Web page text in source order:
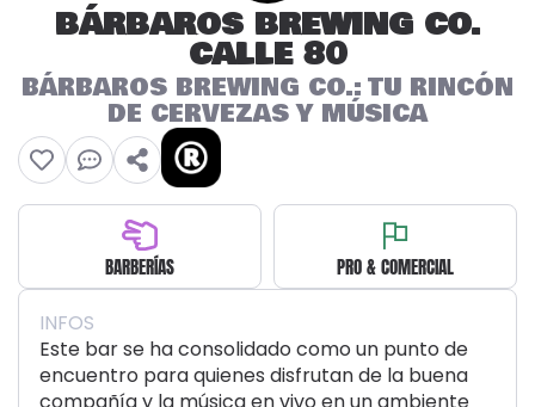
BÁRBAROS BREWING CO.
CALLE 80
BÁRBAROS BREWING CO.: TU RINCÓN
DE CERVEZAS Y MÚSICA
BARBERÍAS PRO & COMERCIAL
INFOS
Este bar se ha consolidado como un punto de
encuentro para quienes disfrutan de la buena